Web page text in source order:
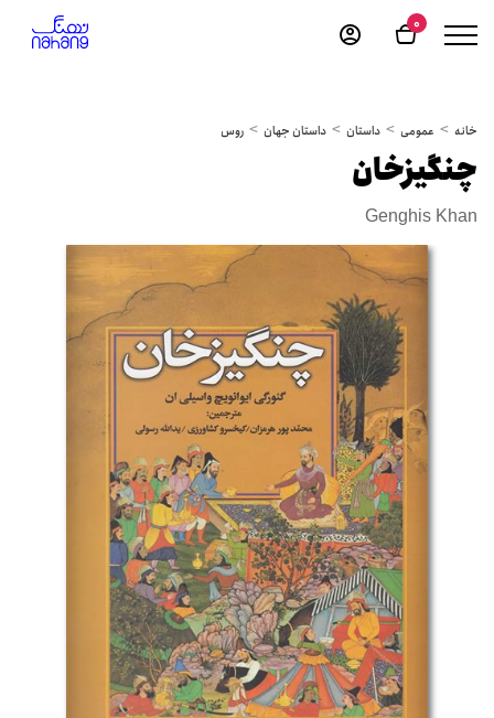
0
خانه عمومی داستان داستان جهان روس
چنگیزخان
Genghis Khan